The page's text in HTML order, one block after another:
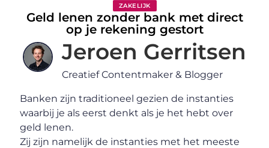
ZAKELIJK
Geld lenen zonder bank met direct
op je rekening gestort
Jeroen Gerritsen
Creatief Contentmaker & Blogger
Banken zijn traditioneel gezien de instanties
waarbij je als eerst denkt als je het hebt over
geld lenen.
Zij zijn namelijk de instanties met het meeste